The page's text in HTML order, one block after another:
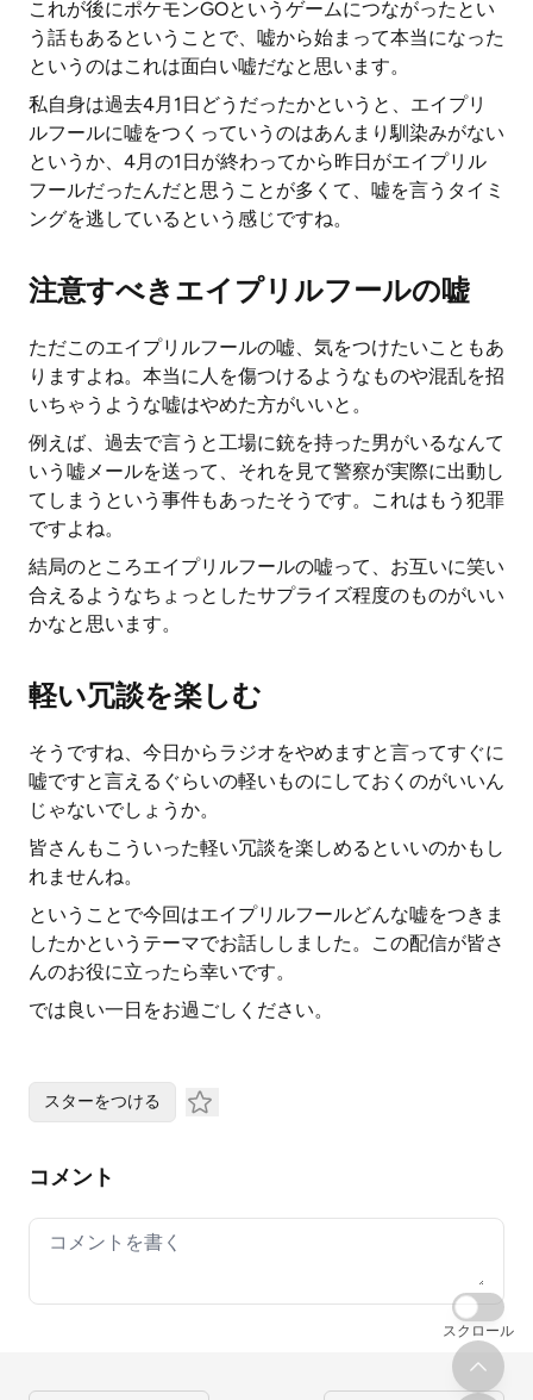
これが後にポケモンGOというゲームにつながったとい
う話もあるということで、嘘から始まって本当になった
というのはこれは面白い嘘だなと思います。
私自身は過去4月1日どうだったかというと、エイプリ
ルフールに嘘をつくっていうのはあんまり馴染みがない
というか、4月の1日が終わってから昨日がエイプリル
フールだったんだと思うことが多くて、嘘を言うタイミ
ングを逃しているという感じですね。
注意すべきエイプリルフールの嘘
ただこのエイプリルフールの嘘、気をつけたいこともあ
りますよね。本当に人を傷つけるようなものや混乱を招
いちゃうような嘘はやめた方がいいと。
例えば、過去で言うと工場に銃を持った男がいるなんて
いう嘘メールを送って、それを見て警察が実際に出動し
てしまうという事件もあったそうです。これはもう犯罪
ですよね。
結局のところエイプリルフールの嘘って、お互いに笑い
合えるようなちょっとしたサプライズ程度のものがいい
かなと思います。
軽い冗談を楽しむ
そうですね、今日からラジオをやめますと言ってすぐに
嘘ですと言えるぐらいの軽いものにしておくのがいいん
じゃないでしょうか。
皆さんもこういった軽い冗談を楽しめるといいのかもし
れませんね。
ということで今回はエイプリルフールどんな嘘をつきま
したかというテーマでお話ししました。この配信が皆さ
んのお役に立ったら幸いです。
では良い一日をお過ごしください。
スターをつける
コメント
Your comment
スクロール